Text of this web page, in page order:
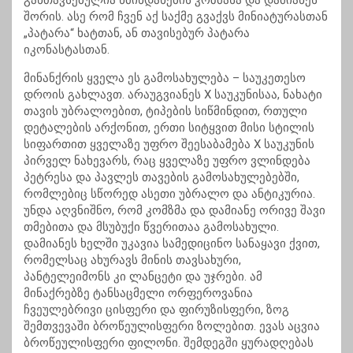
შორის. ასე რომ ჩვენ აქ საქმე გვაქვს მინიატურასთან
„პატარა“ ხატთან, ან თავისებურ პატარა
იკონასტასთან.
მინანქრის ყველა ეს გამოსახულება – საუკეთესო
დროის გახლავთ. არაუგვიანეს X საუკუნისაა, ნახატი
თავის უბრალოებით, ტიპების სიწმინდით, რთული
დეტალების არქონით, ერთი სიტყვით მისი სტილის
სიფართით ყველაზე უფრო შეესაბამება X საუკუნის
პირველ ნახევარს, რაც ყველაზე უფრო ვლინდება
პეტრესა და პავლეს თავების გამოსახულებებში,
რომლებიც სწორედ ასეთი უბრალო და ანტიკურია.
უნდა აღვნიშნო, რომ კომზმა და დამიანე ორივე შავი
თმებითა და მსუბუქი წვერითაა გამოსახული.
დამიანეს ხელში უკავია სამედიცინო სანაყავი ქვით,
რომელსაც ახურავს მინის თავსახური,
პანტელეიმონს კი ლანცეტი და უჯრები. ამ
მინაქრებზე ტანსაცმელი ორფეროვანია
ჩვეულებრივი ცისფერი და ფირუზისფერი, ზოგ
შემთვევაში ბროწეულისფერი ზოლებით. ევას აცვია
ბროწეულისფერი ფილონი. შემდეგში ყურადღებას